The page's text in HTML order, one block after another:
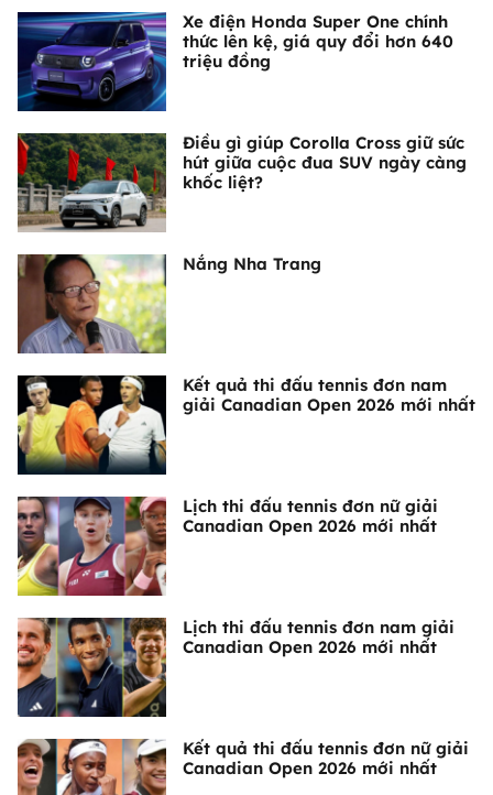
Xe điện Honda Super One chính
thức lên kệ, giá quy đổi hơn 640
triệu đồng
Điều gì giúp Corolla Cross giữ sức
hút giữa cuộc đua SUV ngày càng
khốc liệt?
Nắng Nha Trang
Kết quả thi đấu tennis đơn nam
giải Canadian Open 2026 mới nhất
Lịch thi đấu tennis đơn nữ giải
Canadian Open 2026 mới nhất
Lịch thi đấu tennis đơn nam giải
Canadian Open 2026 mới nhất
Kết quả thi đấu tennis đơn nữ giải
Canadian Open 2026 mới nhất